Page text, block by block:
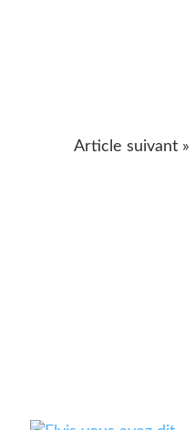
Article suivant »